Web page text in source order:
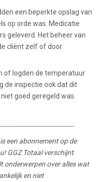
een beperkte opslag van
op orde was. Medicatie
geleverd. Het beheer van
cliënt zelf of door
of logden de temperatuur
de inspectie ook dat dit
goed geregeld was.
een abonnement op de
GGZ Totaal verschijnt
onderwerpen over alles wat
en niet